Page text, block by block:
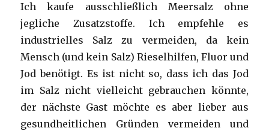
Ich kaufe ausschließlich Meersalz ohne
jegliche Zusatzstoffe. Ich empfehle es
industrielles Salz zu vermeiden, da kein
Mensch (und kein Salz) Rieselhilfen, Fluor und
Jod benötigt. Es ist nicht so, dass ich das Jod
im Salz nicht vielleicht gebrauchen könnte,
der nächste Gast möchte es aber lieber aus
gesundheitlichen Gründen vermeiden und